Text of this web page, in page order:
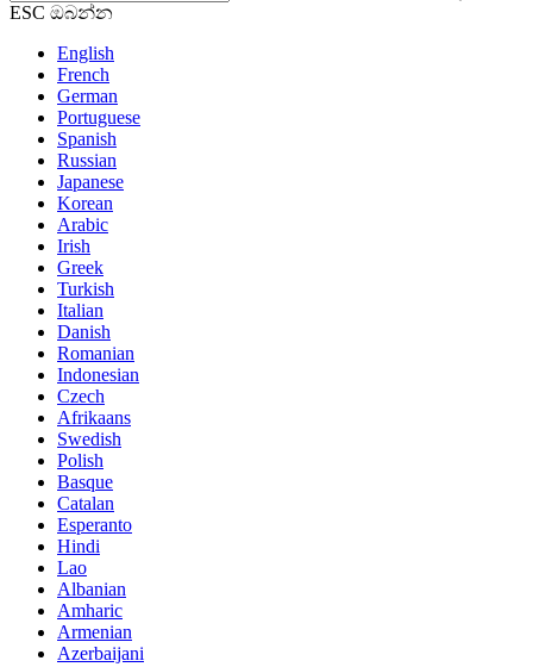
ESC ඔබන්න
English
French
German
Portuguese
Spanish
Russian
Japanese
Korean
Arabic
Irish
Greek
Turkish
Italian
Danish
Romanian
Indonesian
Czech
Afrikaans
Swedish
Polish
Basque
Catalan
Esperanto
Hindi
Lao
Albanian
Amharic
Armenian
Azerbaijani